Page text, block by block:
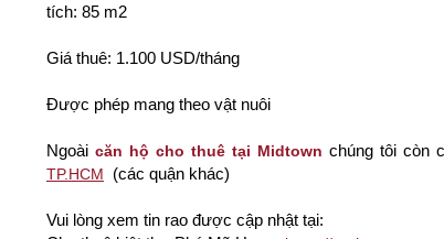
tích: 85 m2
Giá thuê: 1.100 USD/tháng
Được phép mang theo vật nuôi
Ngoài căn hộ cho thuê tại Midtown chúng tôi còn
TP.HCM (các quận khác)
Vui lòng xem tin rao được cập nhật tại: